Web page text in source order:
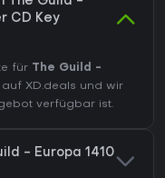
CD Key
für
The Guild -
auf XD.deals und wir
verfügbar ist.
- Europa 1410